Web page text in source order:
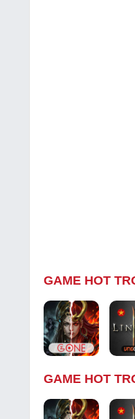
GAME HOT
GAME HOT